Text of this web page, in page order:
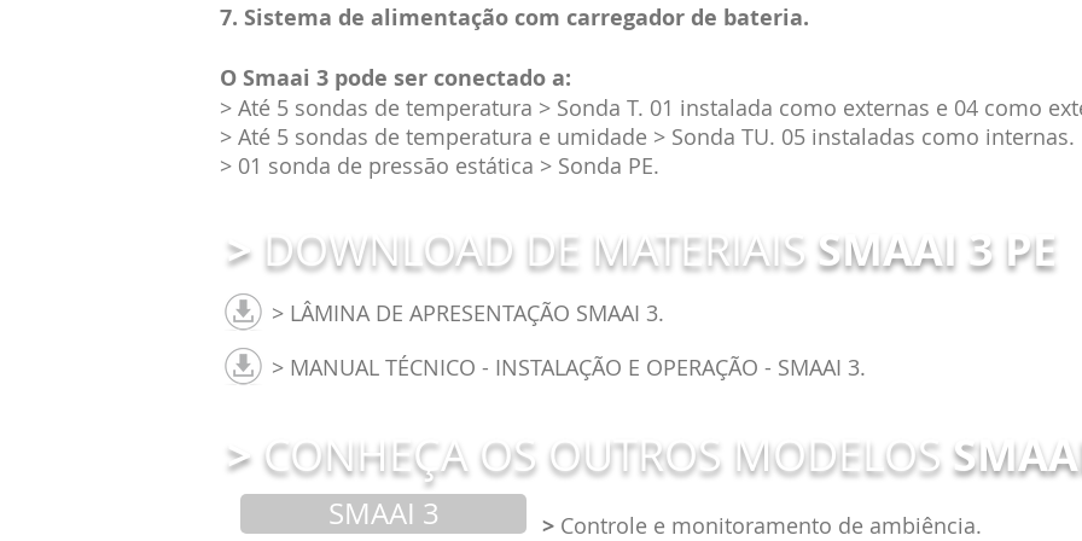
7. Sistema de alimentação com carregador de bateria.
O Smaai 3 pode ser conectado a:
> Até 5 sondas de temperatura > Sonda T. 01 instalada como externas e 04 como
> Até 5 sondas de temperatura e umidade > Sonda TU. 05 instaladas como internas.
> 01 sonda de pressão estática > Sonda PE.
> DOWNLOAD DE MATERIAIS SMAAI 3 PE
> LÂMINA DE APRESENTAÇÃO SMAAI 3.
> MANUAL TÉCNICO - INSTALAÇÃO E OPERAÇÃO - SMAAI 3.
> CONHEÇA OS OUTROS MODELOS
SMAAI 3 > Controle e monitoramento de ambiência.